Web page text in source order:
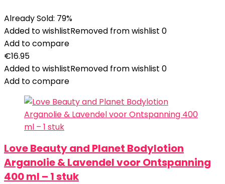
Already Sold: 79%
Added to wishlistRemoved from wishlist 0
Add to compare
€16.95
Added to wishlistRemoved from wishlist 0
Add to compare
Love Beauty and Planet Bodylotion
Arganolie & Lavendel voor Ontspanning
400 ml – 1 stuk